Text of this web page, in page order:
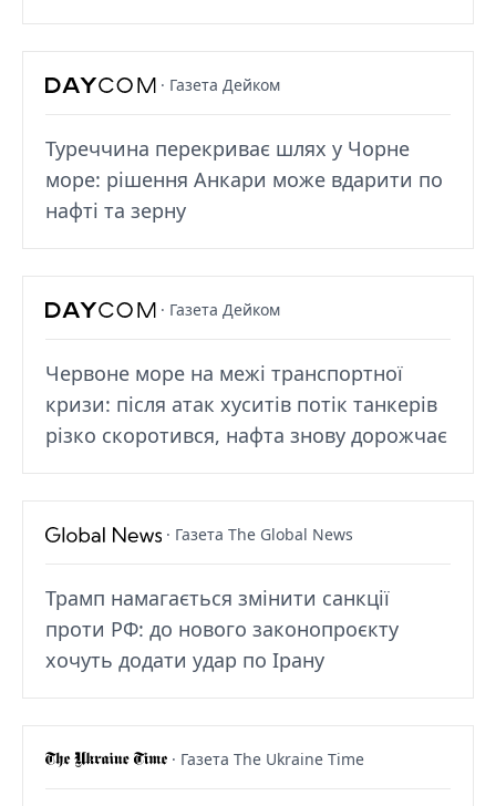
· Газета Дейком
Туреччина перекриває шлях у Чорне
море: рішення Анкари може вдарити по
нафті та зерну
· Газета Дейком
Червоне море на межі транспортної
кризи: після атак хуситів потік танкерів
різко скоротився, нафта знову дорожчає
· Газета The Global News
Трамп намагається змінити санкції
проти РФ: до нового законопроєкту
хочуть додати удар по Ірану
· Газета The Ukraine Time